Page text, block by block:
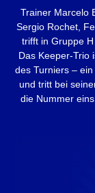
Trainer Marcelo
Sergio Rochet,
trifft in Gruppe
Das Keeper-Trio
des Turniers –
und tritt bei
die Nummer